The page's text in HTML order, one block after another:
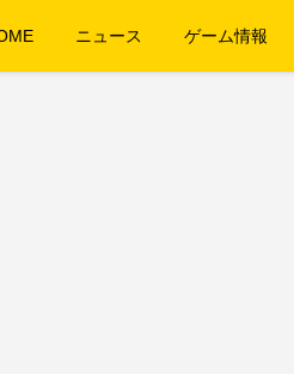
ニュース ゲーム情報